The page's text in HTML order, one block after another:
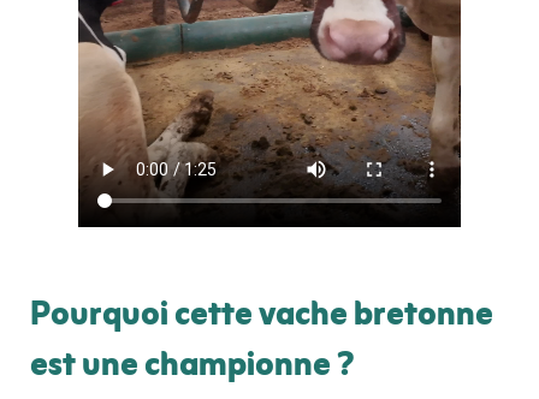
Pourquoi cette vache bretonne
est une championne ?